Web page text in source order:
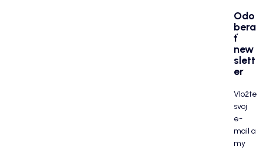
Odo
bera
ť
new
slett
er
Vložte
svoj
e-
mail a
my